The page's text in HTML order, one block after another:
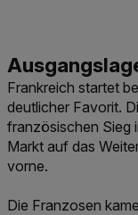
Frankreich startet
deutlicher Favorit.
französischen Sieg
Markt auf das
vorne.
Die Franzosen